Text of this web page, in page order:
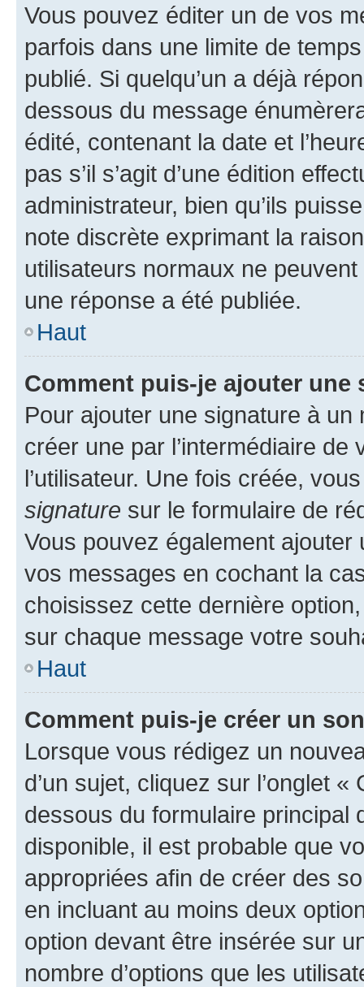
Vous pouvez éditer un de vos
parfois dans une limite de
publié. Si quelqu’un a déjà
dessous du message
édité, contenant la date et
pas s’il s’agit d’une édition
administrateur, bien qu’ils
note discrète exprimant la
utilisateurs normaux ne
une réponse a été publiée.
Haut
Comment puis-je ajouter une
Pour ajouter une signature à un
créer une par l’intermédiaire
l’utilisateur. Une fois créée,
signature sur le formulaire de
Vous pouvez également
vos messages en cochant la
choisissez cette dernière
sur chaque message votre
Haut
Comment puis-je créer un
Lorsque vous rédigez un
d’un sujet, cliquez sur l’onglet
dessous du formulaire principal
disponible, il est probable que
appropriées afin de créer des
en incluant au moins deux
option devant être insérée sur
nombre d’options que les